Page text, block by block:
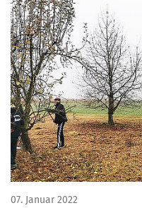
07. Januar 2022